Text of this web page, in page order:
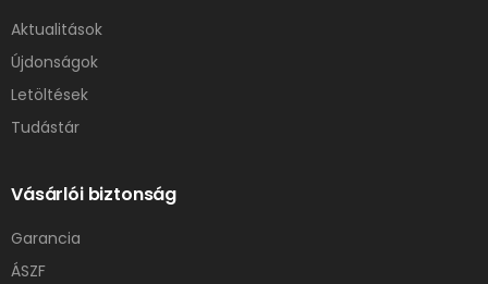
Aktualitások
Újdonságok
Letöltések
Tudástár
Vásárlói biztonság
Garancia
ÁSZF